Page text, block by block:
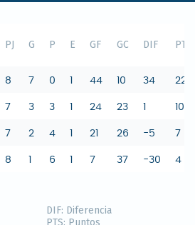
PJ G P E GF GC DIF PTS
8 7 0 44 10 34 22
7 3 3 24 23 10
7 2 4 21 26 -5 7
8 6 7 37 -30 4
DIF: Diferencia